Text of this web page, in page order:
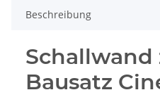
Beschreibung
Schallwand
Bausatz